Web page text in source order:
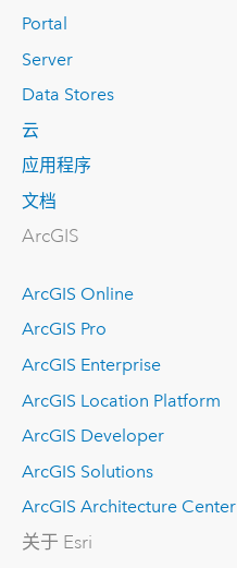
Portal
Server
Data Stores
云
应用程序
文档
ArcGIS
ArcGIS Online
ArcGIS Pro
ArcGIS Enterprise
ArcGIS Location Platform
ArcGIS Developer
ArcGIS Solutions
ArcGIS Architecture Center
关于 Esri